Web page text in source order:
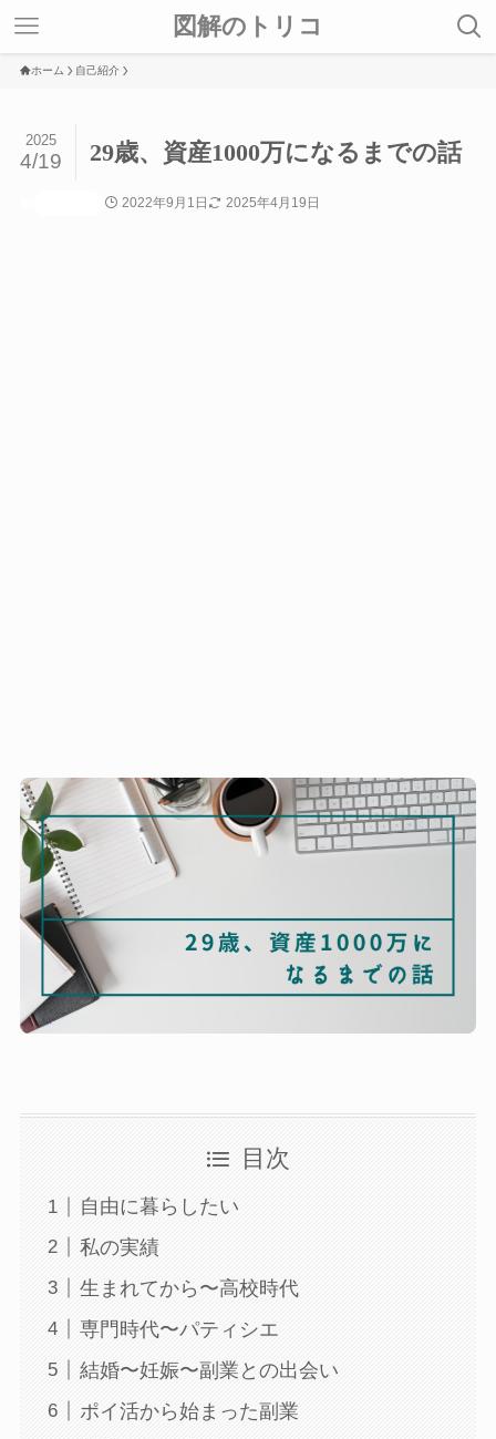
図解のトリコ
ホーム 自己紹介
29歳、資産1000万になるまでの話
2025
4/19
2022年9月1日 2025年4月19日
目次
自由に暮らしたい
私の実績
生まれてから〜高校時代
専門時代〜パティシエ
結婚〜妊娠〜副業との出会い
ポイ活から始まった副業